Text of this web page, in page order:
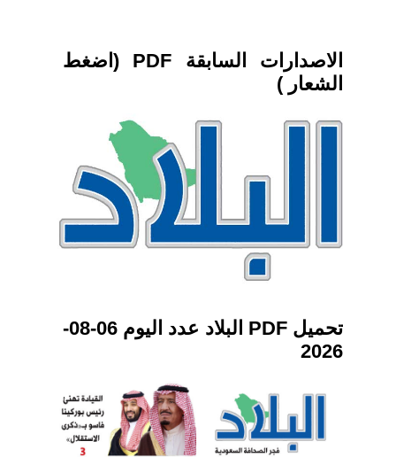
الاصدارات السابقة PDF (اضغط
الشعار )
تحميل PDF البلاد عدد اليوم 06-08-
2026